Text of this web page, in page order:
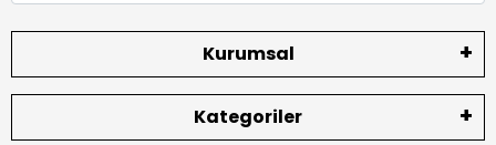
Kurumsal
Kategoriler